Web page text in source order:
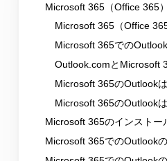
Microsoft 365（Office 365
Microsoft 365（Office
Microsoft 365での
Outlook.comとMicrosoft
Microsoft 365のOutlook
Microsoft 365のOutlook
Microsoft 365のインストー
Microsoft 365でのOutlook